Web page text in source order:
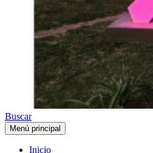
Buscar
Menú principal
Inicio